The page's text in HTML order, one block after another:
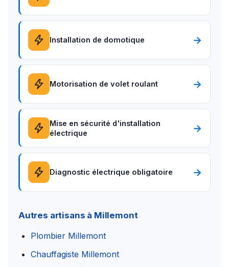
Installation de domotique →
Motorisation de volet roulant →
Mise en sécurité d'installation
électrique
→
Diagnostic électrique obligatoire →
Autres artisans à Millemont
Plombier Millemont
Chauffagiste Millemont